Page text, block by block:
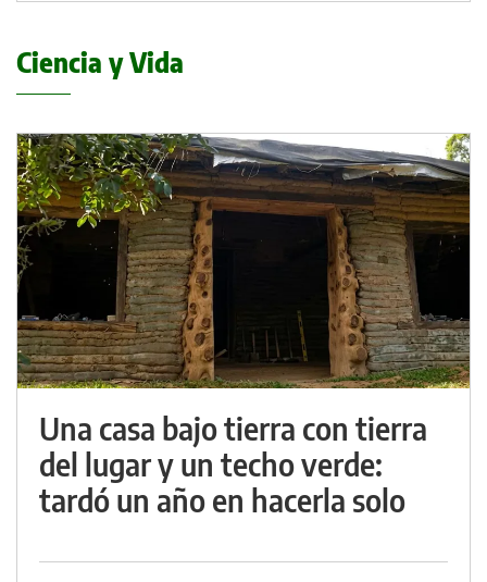
Ciencia y Vida
Una casa bajo tierra con tierra
del lugar y un techo verde:
tardó un año en hacerla solo